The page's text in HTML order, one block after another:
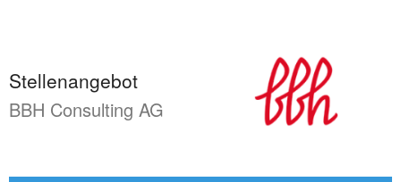
Stellenangebot
BBH Consulting AG